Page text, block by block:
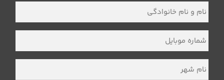
نام
و
نام
شماره
موبایل *
نام
شهر *